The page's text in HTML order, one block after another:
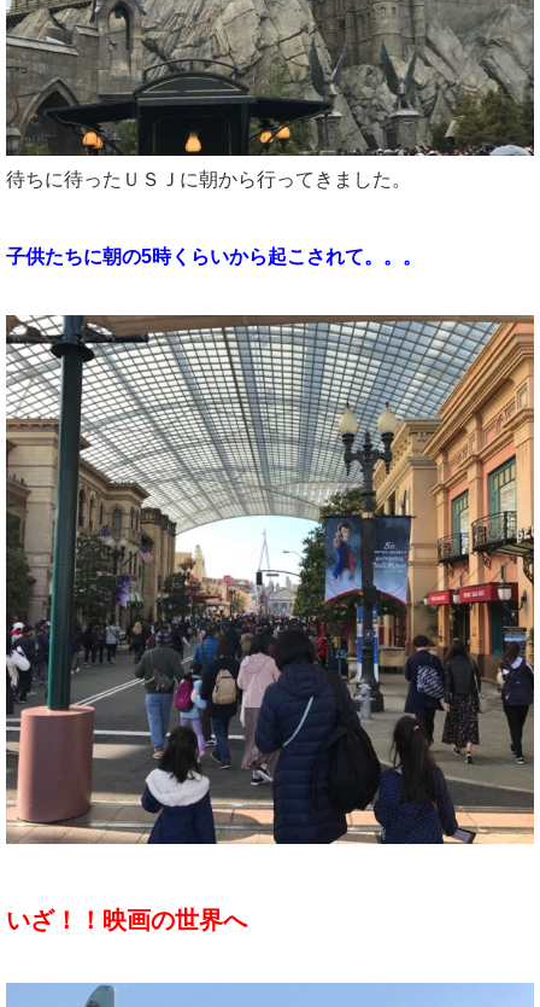
待ちに待ったＵＳＪに朝から行ってきました。
子供たちに朝の5時くらいから起こされて。。。
いざ！！映画の世界へ